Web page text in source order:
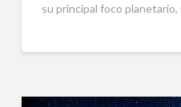
su principal foco